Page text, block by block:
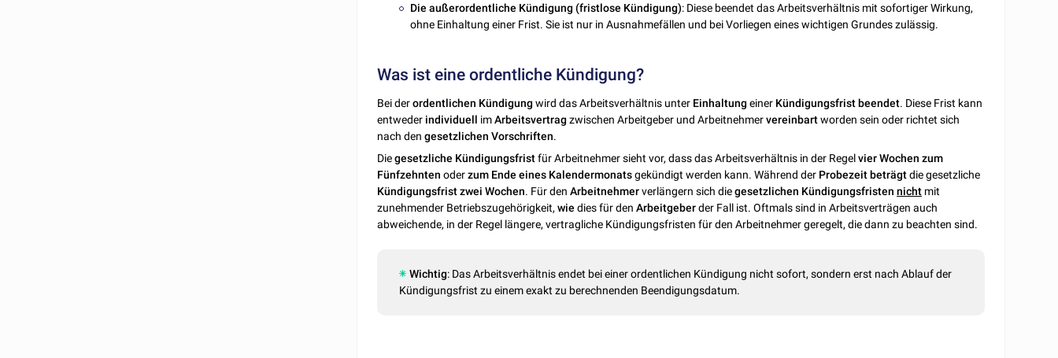
Die außerordentliche Kündigung (fristlose Kündigung): Diese beendet das Arbeitsverhältnis mit sofortiger Wirkung,
ohne Einhaltung einer Frist. Sie ist nur in Ausnahmefällen und bei Vorliegen eines wichtigen Grundes zulässig.
Was ist eine ordentliche Kündigung?
Bei derordentlichen Kündigung wird das Arbeitsverhältnis unter Einhaltung einer Kündigungsfrist beendet. Diese Frist kann
entweder individuell imArbeitsvertrag zwischen Arbeitgeber und Arbeitnehmervereinbartworden sein oder richtet sich
nach dengesetzlichen Vorschriften.
Diegesetzliche Kündigungsfristfür Arbeitnehmer sieht vor, dass das Arbeitsverhältnis in der Regelvier Wochen zum
Fünfzehnten oderzum Ende eines Kalendermonatsgekündigt werden kann. Während der Probezeit beträgtdie gesetzliche
Kündigungsfristzwei Wochen. Für denArbeitnehmerverlängern sich diegesetzlichen Kündigungsfristen nicht mit
zunehmender Betriebszugehörigkeit,wie dies für denArbeitgeberder Fall ist. Oftmals sind in Arbeitsverträgen auch
abweichende, in der Regel längere, vertragliche Kündigungsfristen für den Arbeitnehmer geregelt, die dann zu beachten sind.
Wichtig: Das Arbeitsverhältnis endet bei einer ordentlichen Kündigung nicht sofort, sondern erst nach Ablauf der
Kündigungsfrist zu einem exakt zu berechnenden Beendigungsdatum.